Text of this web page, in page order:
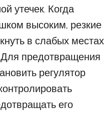
утечек. Когда
высоким, резкие
в слабых местах
предотвращения
регулятор
его